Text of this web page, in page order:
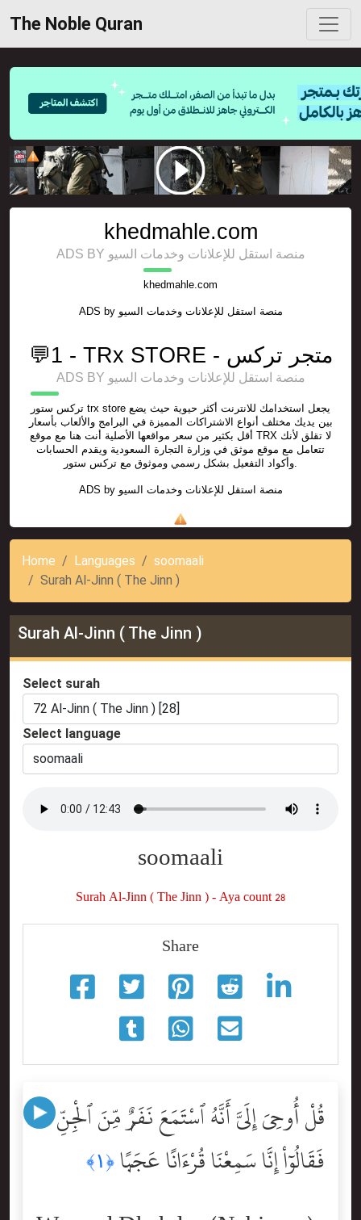
The Noble Quran
khedmahle.com
ADS BY منصة استقل للإعلانات وخدمات السيو
khedmahle.com
ADS by منصة استقل للإعلانات وخدمات السيو
💬1 - TRx STORE - متجر تركس
ADS BY منصة استقل للإعلانات وخدمات السيو
تركس ستور trx store يجعل استخدامك للانترنت أكثر حيوية حيث يضع
بين يديك مختلف أنواع الاشتراكات المميزة في البرامج والألعاب بأسعار
أقل بكثير من سعر مواقعها الأصلية أنت هنا مع موقع TRX لا تقلق لأنك
تتعامل مع موقع موثق في وزارة التجارة السعودية ويقدم الحسابات
وأكواد التفعيل بشكل رسمي وموثوق مع تركس ستور.
ADS by منصة استقل للإعلانات وخدمات السيو
Home Languages
soomaali
Surah Al-Jinn ( The Jinn )
Surah Al-Jinn ( The Jinn )
Select surah
Select language
soomaali
Surah Al-Jinn ( The Jinn ) - Aya count 28
Share
قُلْ أُوحِىَ إِلَىَّ أَنَّهُ ٱسْتَمَعَ نَفَرٌۭ مِّنَ ٱلْجِنِّ
فَقَالُوٓاْ إِنَّا سَمِعْنَا قُرْءَانًا عَجَبًۭا ﴿١﴾